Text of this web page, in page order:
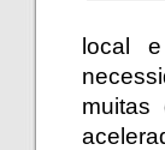
local
muitas